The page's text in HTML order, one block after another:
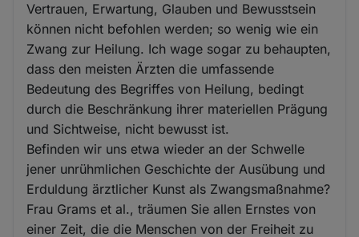
Vertrauen, Erwartung, Glauben und Bewusstsein
können nicht befohlen werden; so wenig wie ein
Zwang zur Heilung. Ich wage sogar zu behaupten,
dass den meisten Ärzten die umfassende
Bedeutung des Begriffes von Heilung, bedingt
durch die Beschränkung ihrer materiellen Prägung
und Sichtweise, nicht bewusst ist.
Befinden wir uns etwa wieder an der Schwelle
jener unrühmlichen Geschichte der Ausübung und
Erduldung ärztlicher Kunst als Zwangsmaßnahme?
Frau Grams et al., träumen Sie allen Ernstes von
einer Zeit, die die Menschen von der Freiheit zu